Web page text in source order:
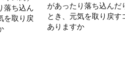
落ち込ん
を取り戻
があったり落ち込んだ
とき、元気を取り戻す
ありますか